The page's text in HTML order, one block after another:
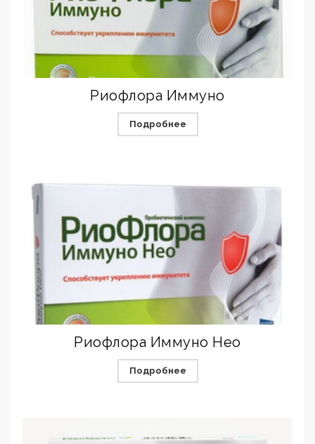
Риофлора Иммуно
Подробнее
Риофлора Иммуно Нео
Подробнее